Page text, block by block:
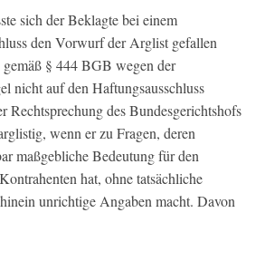
sich der Beklagte bei einem
den Vorwurf der Arglist gefallen
gemäß § 444 BGB wegen der
nicht auf den Haftungsausschluss
Rechtsprechung des Bundesgerichtshofs
wenn er zu Fragen, deren
maßgebliche Bedeutung für den
hat, ohne tatsächliche
unrichtige Angaben macht. Davon